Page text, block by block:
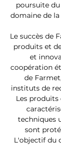
poursuite
domaine de
Le succès de
produits et
et
coopération
de
instituts de
Les produits
techniques
sont
L'objectif du